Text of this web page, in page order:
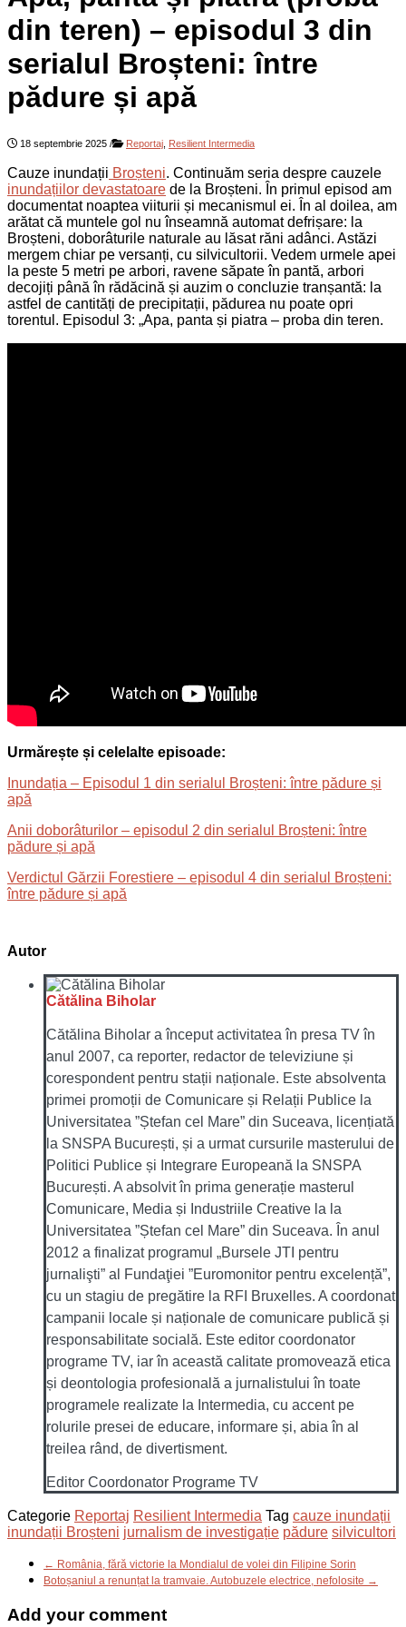
din teren) – episodul 3 din
serialul Broșteni: între
pădure și apă
18 septembrie 2025 / Reportaj Resilient Intermedia
Cauze inundații Broșteni. Continuăm seria despre cauzele
inundațiilor devastatoare de la Broșteni. În primul episod am
documentat noaptea viiturii și mecanismul ei. În al doilea, am
arătat că muntele gol nu înseamnă automat defrișare: la
Broșteni, doborâturile naturale au lăsat răni adânci. Astăzi
mergem chiar pe versanți, cu silvicultorii. Vedem urmele apei
la peste 5 metri pe arbori, ravene săpate în pantă, arbori
decojiți până în rădăcină și auzim o concluzie tranșantă: la
astfel de cantități de precipitații, pădurea nu poate opri
torentul. Episodul 3: „Apa, panta și piatra – proba din teren.
Urmărește și celelalte episoade:
Inundația – Episodul 1 din serialul Broșteni: între pădure și
apă
Anii doborâturilor – episodul 2 din serialul Broșteni: între
pădure și apă
Verdictul Gărzii Forestiere – episodul 4 din serialul Broșteni:
între pădure și apă
Autor
Cătălina Biholar
Cătălina Biholar a început activitatea în presa TV în
anul 2007, ca reporter, redactor de televiziune și
corespondent pentru stații naționale. Este absolventa
primei promoții de Comunicare și Relații Publice la
Universitatea ”Ștefan cel Mare” din Suceava, licențiată
la SNSPA București, și a urmat cursurile masterului de
Politici Publice și Integrare Europeană la SNSPA
București. A absolvit în prima generație masterul
Comunicare, Media și Industriile Creative la la
Universitatea ”Ștefan cel Mare” din Suceava. În anul
2012 a finalizat programul „Bursele JTI pentru
jurnalişti” al Fundaţiei ”Euromonitor pentru excelență”,
cu un stagiu de pregătire la RFI Bruxelles. A coordonat
campanii locale și naționale de comunicare publică și
responsabilitate socială. Este editor coordonator
programe TV, iar în această calitate promovează etica
și deontologia profesională a jurnalistului în toate
programele realizate la Intermedia, cu accent pe
rolurile presei de educare, informare și, abia în al
treilea rând, de divertisment.
Editor Coordonator Programe TV
Categorie Reportaj Resilient Intermedia Tag cauze inundații
inundații Broșteni jurnalism de investigație pădure silvicultori
← România, fără victorie la Mondialul de volei din Filipine Sorin
Botoșaniul a renunțat la tramvaie. Autobuzele electrice, nefolosite →
Add your comment